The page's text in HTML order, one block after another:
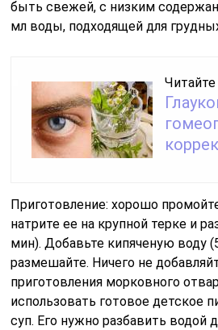
быть свежей, с низким
мл воды, подходящей для
Приготовление: хорошо
натрите ее на крупной терке и
мин). Добавьте кипяченую воду
размешайте. Ничего не
приготовления морковного
использовать готовое детское
суп. Его нужно разбавить водой